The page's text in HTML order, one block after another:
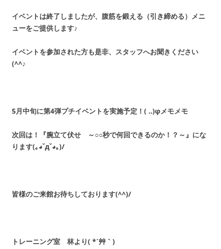
イベントは終了しましたが、腹筋を鍛える（引き締める）メニ
ューをご提供します♪
イベントを参加された方も是非、スタッフへお聞きください
(^^♪
5月中旬に第4弾プチイベントを実施予定！ ( ..)φメモメモ
次回は！『腕立て伏せ ～○○秒で何回できるのか！？～』にな
ります(｡◕ˇдˇ​◕｡)/
皆様のご来館お待ちしております(^^)/
トレーニング室 林より( *´艸｀ )